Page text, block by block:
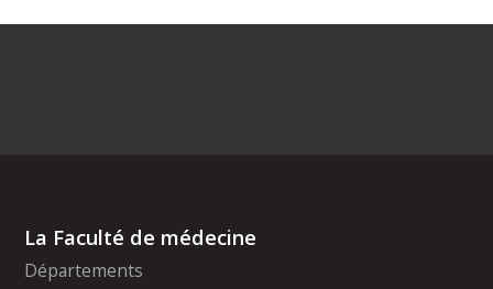
La Faculté de médecine
Départements